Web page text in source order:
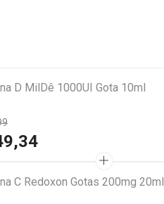
D MilDê 1000UI Gota 10ml
C Redoxon Gotas 200mg 20ml